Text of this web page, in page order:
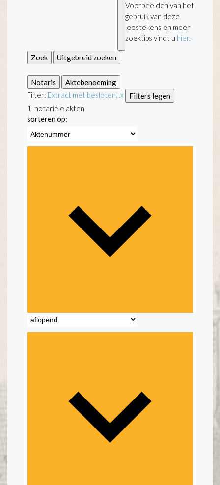
Voorbeelden van het
gebruik van deze
leestekens en meer
zoektips vindt u hier.
Zoek Uitgebreid zoeken
Notaris
Aktebenoeming
Filter: Extract met besloten... x
Filters legen
1 notariële akten
sorteren op: